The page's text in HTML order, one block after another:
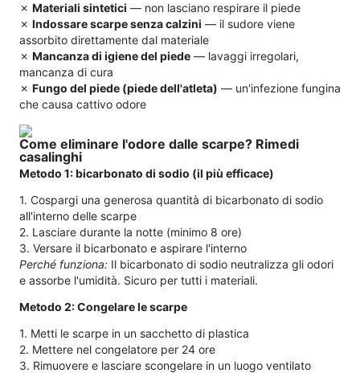
✗ Materiali sintetici — non lasciano respirare il piede
✗ Indossare scarpe senza calzini — il sudore viene
assorbito direttamente dal materiale
✗ Mancanza di igiene del piede — lavaggi irregolari,
mancanza di cura
✗ Fungo del piede (piede dell'atleta) — un'infezione fungina
che causa cattivo odore
Come eliminare l'odore dalle scarpe? Rimedi
casalinghi
Metodo 1: bicarbonato di sodio (il più efficace)
1. Cospargi una generosa quantità di bicarbonato di sodio
all'interno delle scarpe
2. Lasciare durante la notte (minimo 8 ore)
3. Versare il bicarbonato e aspirare l'interno
Perché funziona: Il bicarbonato di sodio neutralizza gli odori
e assorbe l'umidità. Sicuro per tutti i materiali.
Metodo 2: Congelare le scarpe
1. Metti le scarpe in un sacchetto di plastica
2. Mettere nel congelatore per 24 ore
3. Rimuovere e lasciare scongelare in un luogo ventilato